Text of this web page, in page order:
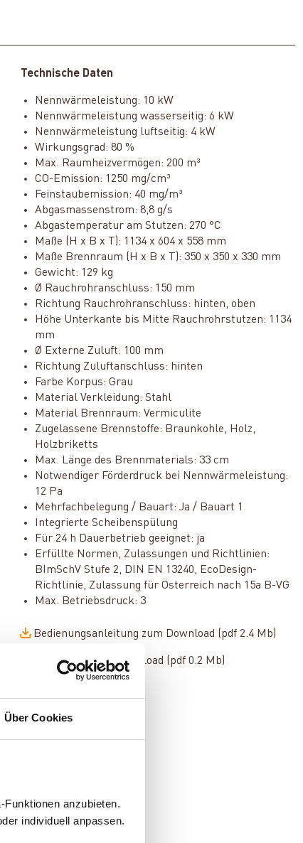
Über Cookies
anzubieten.
individuell anpassen.
Technische Daten
Nennwärmeleistung: 10 kW
Nennwärmeleistung wasserseitig: 6 kW
Nennwärmeleistung luftseitig: 4 kW
Wirkungsgrad: 80 %
Max. Raumheizvermögen: 200 m³
CO-Emission: 1250 mg/cm³
Feinstaubemission: 40 mg/m³
Abgasmassenstrom: 8,8 g/s
Abgastemperatur am Stutzen: 270 °C
Maße (H x B x T): 1134 x 604 x 558 mm
Maße Brennraum (H x B x T): 350 x 350 x 330 mm
Gewicht: 129 kg
Ø Rauchrohranschluss: 150 mm
Richtung Rauchrohranschluss: hinten, oben
Höhe Unterkante bis Mitte Rauchrohrstutzen: 1134
mm
Ø Externe Zuluft: 100 mm
Richtung Zuluftanschluss: hinten
Farbe Korpus: Grau
Material Verkleidung: Stahl
Material Brennraum: Vermiculite
Zugelassene Brennstoffe: Braunkohle, Holz,
Holzbriketts
Max. Länge des Brennmaterials: 33 cm
Notwendiger Förderdruck bei Nennwärmeleistung:
12 Pa
Mehrfachbelegung / Bauart: Ja / Bauart 1
Integrierte Scheibenspülung
Für 24 h Dauerbetrieb geeignet: ja
Erfüllte Normen, Zulassungen und Richtlinien:
BImSchV Stufe 2, DIN EN 13240, EcoDesign-
Richtlinie, Zulassung für Österreich nach 15a B-VG
Max. Betriebsdruck: 3
Bedienungsanleitung zum Download (pdf 2.4 Mb)
Datenblatt zum Download (pdf 0.2 Mb)